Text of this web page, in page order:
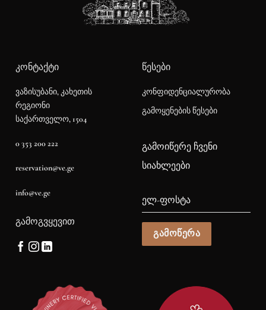
ᲙᲝᲜᲢᲐᲥᲢᲘ
ვაზისუბანი, კახეთის
რეგიონი
საქართველო, 1504
0 353 200 222
reservation@ve.ge
info@ve.ge
ᲬᲔᲡᲔᲑᲘ
კონფიდენციალურობა
გამოყენების წესები
ᲒᲐᲛᲝᲒᲕᲧᲔᲕᲘᲗ
ᲒᲐᲛᲝᲘᲬᲔᲠᲔ ᲩᲕᲔᲜᲘ
ᲡᲘᲐᲮᲚᲔᲔᲑᲘ